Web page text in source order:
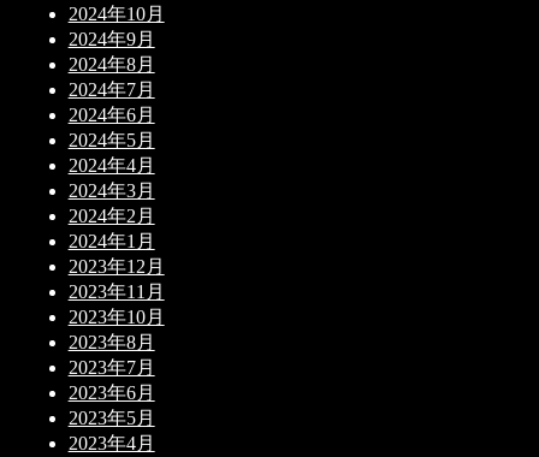
2024年10月
2024年9月
2024年8月
2024年7月
2024年6月
2024年5月
2024年4月
2024年3月
2024年2月
2024年1月
2023年12月
2023年11月
2023年10月
2023年8月
2023年7月
2023年6月
2023年5月
2023年4月